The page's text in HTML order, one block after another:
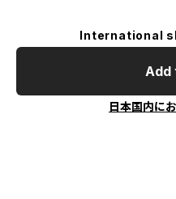
International
Add
日本国内に